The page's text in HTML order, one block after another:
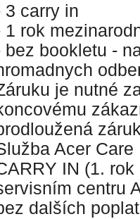
3 carry in
1 rok
bez bookletu -
je nutné
Acer Care
IN (1.
centru
dalších